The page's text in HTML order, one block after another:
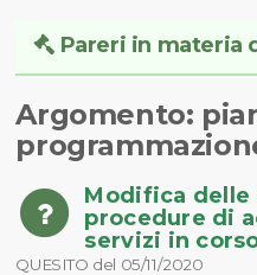
Pareri in materia
Argomento:
Modifica delle
procedure di
servizi in
QUESITO del 05/11/2020